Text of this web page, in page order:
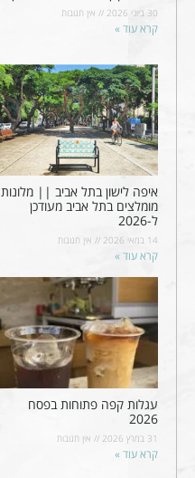
30 ביוני 2026 אין תגובות
קרא עוד »
איפה לישון בתל אביב || מלונות
מומלצים בתל אביב מעודכן
ל-2026
14 במאי 2026 אין תגובות
קרא עוד »
עגלות קפה פתוחות בפסח
2026
31 במרץ 2026 אין תגובות
קרא עוד »